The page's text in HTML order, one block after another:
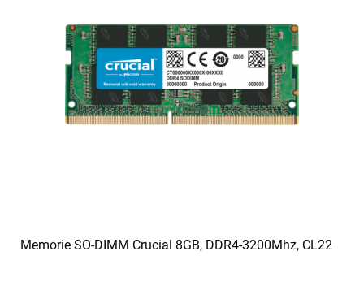
Memorie SO-DIMM Crucial 8GB, DDR4-3200Mhz, CL22